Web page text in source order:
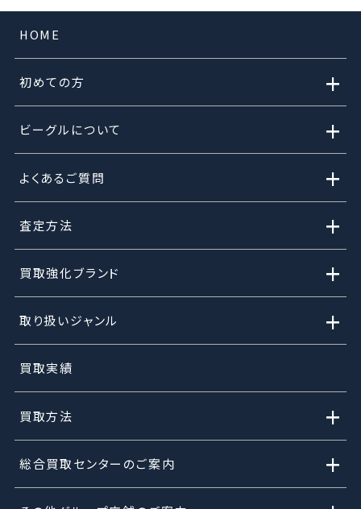
HOME
初めての方 +
ビーグルについて +
よくあるご質問 +
査定方法 +
買取強化ブランド +
取り扱いジャンル +
買取実績
買取方法 +
総合買取センターのご案内 +